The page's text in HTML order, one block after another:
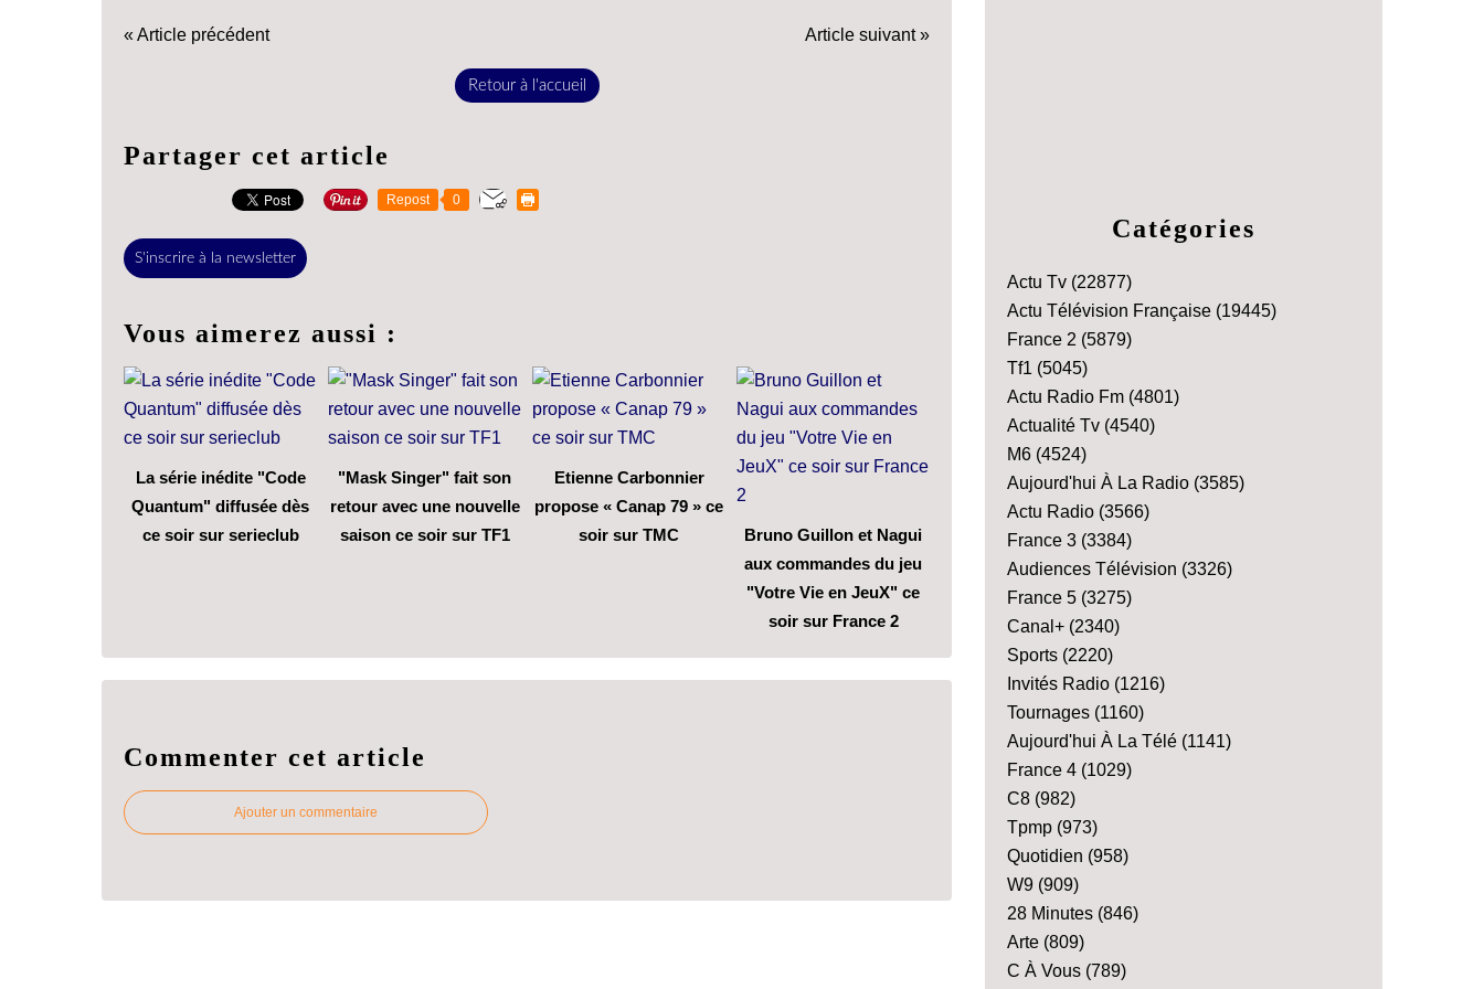
« Article précédent Article suivant »
Retour à l'accueil
Partager cet article
Repost 0
S'inscrire à la newsletter
Vous aimerez aussi :
La série inédite "Code
Quantum" diffusée dès
ce soir sur serieclub
"Mask Singer" fait son
retour avec une nouvelle
saison ce soir sur TF1
Etienne Carbonnier
propose « Canap 79 » ce
soir sur TMC
Bruno Guillon et Nagui
aux commandes du jeu
"Votre Vie en JeuX" ce
soir sur France 2
Commenter cet article
Ajouter un commentaire
Catégories
Actu Tv (22877)
Actu Télévision Française (19445)
France 2 (5879)
Tf1 (5045)
Actu Radio Fm (4801)
Actualité Tv (4540)
M6 (4524)
Aujourd'hui À La Radio (3585)
Actu Radio (3566)
France 3 (3384)
Audiences Télévision (3326)
France 5 (3275)
Canal+ (2340)
Sports (2220)
Invités Radio (1216)
Tournages (1160)
Aujourd'hui À La Télé (1141)
France 4 (1029)
C8 (982)
Tpmp (973)
Quotidien (958)
W9 (909)
28 Minutes (846)
Arte (809)
C À Vous (789)